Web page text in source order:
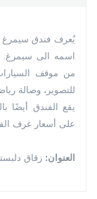
اسمه الى سيمرغ.
من موقف
للتصوير، وصالة
يقع الفندق أيضًا
على أسعار غرف
العنوان: زقاق